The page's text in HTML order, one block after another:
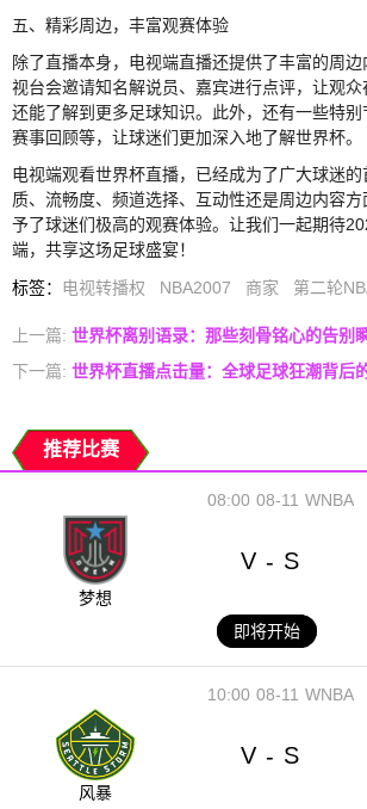
五、精彩周边，丰富观赛体验
除了直播本身，电视端直播还提供了丰富的周
视台会邀请知名解说员、嘉宾进行点评，让观众
还能了解到更多足球知识。此外，还有一些特别
赛事回顾等，让球迷们更加深入地了解世界杯。
电视端观看世界杯直播，已经成为了广大球迷
质、流畅度、频道选择、互动性还是周边内容
予了球迷们极高的观赛体验。让我们一起期待
端，共享这场足球盛宴！
标签： 电视转播权 NBA2007 商家 第二轮
上一篇: 世界杯离别语录：那些刻骨铭心的告别
下一篇: 世界杯直播点击量：全球足球狂潮背后
推荐比赛
08-11
08:00 WNBA
梦想
V - S
即将开始
08-11
10:00 WNBA
风暴
V - S